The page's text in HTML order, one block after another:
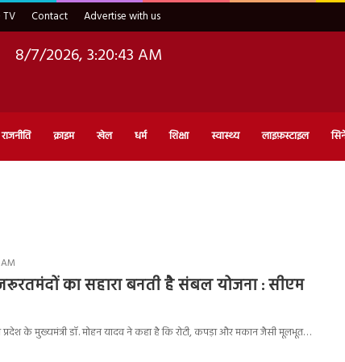
Contact Advertise with us
8/7/2026, 3:20:44 AM
राजनीति क्राइम खेल धर्म शिक्षा स्वास्थ्य लाइफ़स्टाइल
का सहारा बनती है संबल योजना : सीएम
के मुख्यमंत्री डॉ. मोहन यादव ने कहा है कि रोटी, कपड़ा और मकान जैसी मूलभूत…